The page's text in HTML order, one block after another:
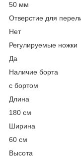
50 мм
Отверстие для
Нет
Регулируемые ножки
Да
Наличие борта
с бортом
Длина
180 см
Ширина
60 см
Высота